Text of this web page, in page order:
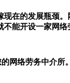
在的发展瓶颈
能开设一家网
网络劳务中介所。